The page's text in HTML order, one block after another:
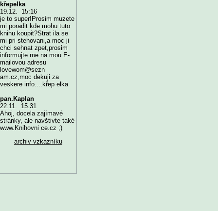
křepelka
19.12. 15:16
je to super!Prosim muzete
mi poradit kde mohu tuto
knihu koupit?Strat ila se
mi pri stehovani,a moc ji
chci sehnat zpet,prosim
informujte me na mou E-
mailovou adresu
lovewom@sezn
am.cz,moc dekuji za
veskere info....křep elka
pan.Kaplan
22.11. 15:31
Ahoj, docela zajímavé
stránky, ale navštivte také
www.Knihovni ce.cz ;)
archiv vzkazníku